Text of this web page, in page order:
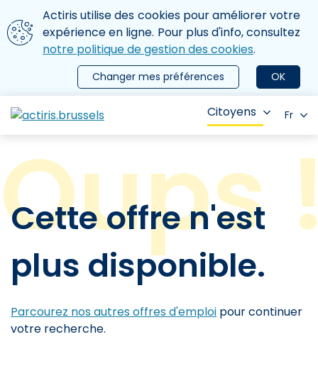
Aller au contenu principal
Nous utilisons des cookies
Actiris utilise des cookies pour améliorer votre
expérience en ligne. Pour plus d'info, consultez
notre politique de gestion des cookies.
OK
Changer mes préférences
le menu
Citoyens Fr
Cette offre n'est
plus disponible.
Parcourez nos autres offres d'emploi pour continuer
votre recherche.